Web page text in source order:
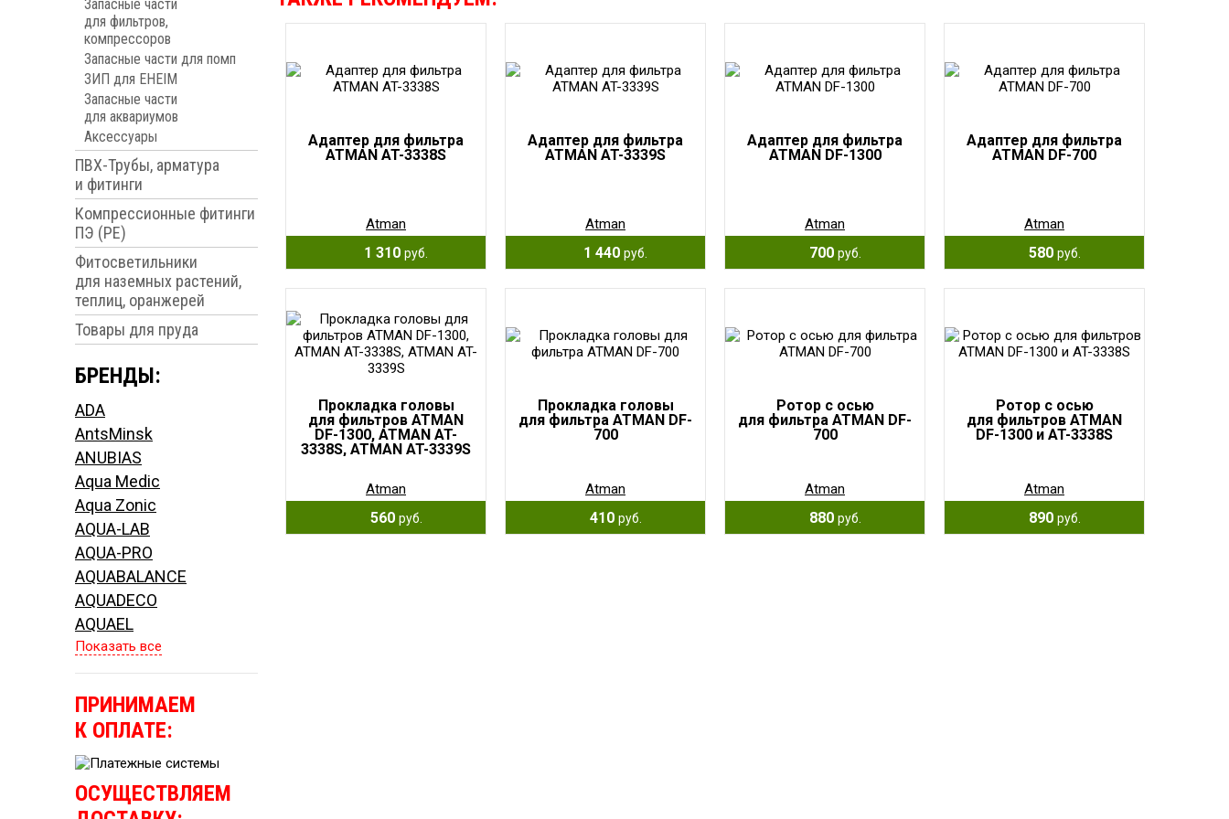
Запасные части
для фильтров,
компрессоров
Запасные части для помп
ЗИП для EHEIM
Запасные части
для аквариумов
Аксессуары
ПВХ-Трубы, арматура
и фитинги
Компрессионные фитинги
ПЭ (PE)
Фитосветильники
для наземных растений,
теплиц, оранжерей
Товары для пруда
БРЕНДЫ:
ADA
AntsMinsk
ANUBIAS
Aqua Medic
Aqua Zonic
AQUA-LAB
AQUA-PRO
AQUABALANCE
AQUADECO
AQUAEL
Показать все
ПРИНИМАЕМ
К ОПЛАТЕ:
ОСУЩЕСТВЛЯЕМ
Адаптер для фильтра
ATMAN AT-3338S
Atman
1 310 руб.
Адаптер для фильтра
ATMAN AT-3339S
Atman
1 440 руб.
Адаптер для фильтра
ATMAN DF-1300
Atman
700 руб.
Адаптер для фильтра
ATMAN DF-700
Atman
580 руб.
Прокладка головы
для фильтров ATMAN
DF-1300, ATMAN AT-
3338S, ATMAN AT-3339S
Atman
560 руб.
Прокладка головы
для фильтра ATMAN DF-
700
Atman
410 руб.
Ротор с осью
для фильтра ATMAN DF-
700
Atman
880 руб.
Ротор с осью
для фильтров ATMAN
DF-1300 и AT-3338S
Atman
890 руб.